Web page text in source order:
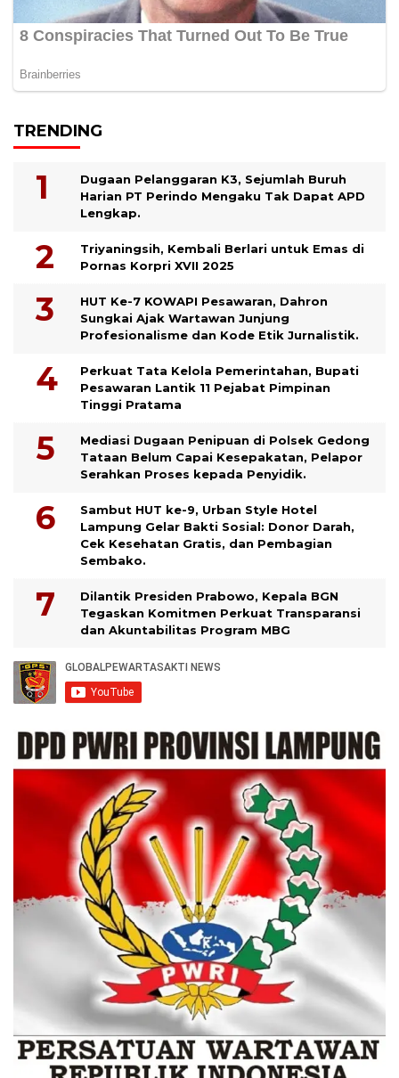
TRENDING
Dugaan Pelanggaran K3, Sejumlah Buruh
Harian PT Perindo Mengaku Tak Dapat APD
Lengkap.
Triyaningsih, Kembali Berlari untuk Emas di
Pornas Korpri XVII 2025
HUT Ke-7 KOWAPI Pesawaran, Dahron
Sungkai Ajak Wartawan Junjung
Profesionalisme dan Kode Etik Jurnalistik.
Perkuat Tata Kelola Pemerintahan, Bupati
Pesawaran Lantik 11 Pejabat Pimpinan
Tinggi Pratama
Mediasi Dugaan Penipuan di Polsek Gedong
Tataan Belum Capai Kesepakatan, Pelapor
Serahkan Proses kepada Penyidik.
Sambut HUT ke-9, Urban Style Hotel
Lampung Gelar Bakti Sosial: Donor Darah,
Cek Kesehatan Gratis, dan Pembagian
Sembako.
Dilantik Presiden Prabowo, Kepala BGN
Tegaskan Komitmen Perkuat Transparansi
dan Akuntabilitas Program MBG